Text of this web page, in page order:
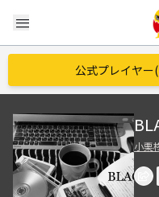
menu
公式プレイヤ
小栗